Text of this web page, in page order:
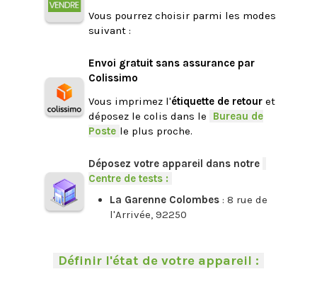
Vous pourrez choisir parmi les modes
suivant :
Envoi gratuit sans assurance par
Colissimo
Vous imprimez l'étiquette de retour et
déposez le colis dans le
Bureau de
Poste le plus proche.
Déposez votre appareil dans notre
Centre de tests :
La Garenne Colombes : 8 rue de
l'Arrivée, 92250
Définir l'état de votre appareil :